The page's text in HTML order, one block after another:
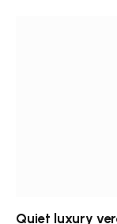
Quiet luxury